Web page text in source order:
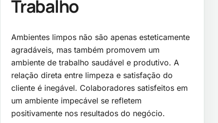
Trabalho
Ambientes limpos não são apenas esteticamente
agradáveis, mas também promovem um
ambiente de trabalho saudável e produtivo. A
relação direta entre limpeza e satisfação do
cliente é inegável. Colaboradores satisfeitos em
um ambiente impecável se refletem
positivamente nos resultados do negócio.